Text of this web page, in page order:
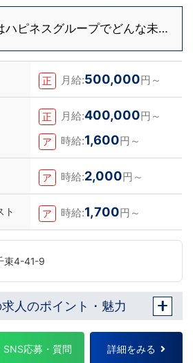
ハピネスグループでどんな未来
正 月給:500,000円～
正 月給:400,000円～
ア 時給:1,600円～
ア 時給:2,000円～
ト ア 時給:1,700円～
束4-41-9
求人のポイント・魅力
SNS応募・質問 詳細をみる